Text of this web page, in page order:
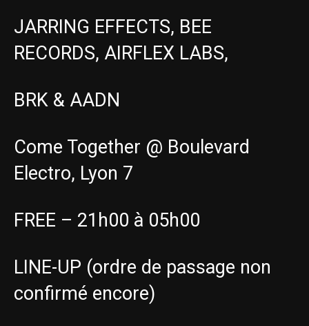
JARRING EFFECTS, BEE
RECORDS, AIRFLEX LABS,
BRK & AADN
Come Together @ Boulevard
Electro, Lyon 7
FREE – 21h00 à 05h00
LINE-UP (ordre de passage non
confirmé encore)